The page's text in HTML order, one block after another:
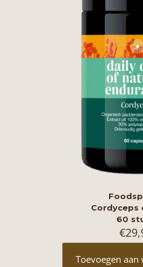
Cordyceps
60
€
Toevoegen aan